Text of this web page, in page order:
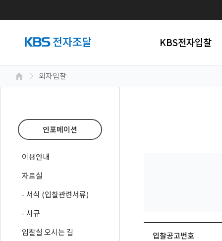
KBS전자입찰
외자입찰
인포메이션
이용안내
자료실
- 서식 (입찰관련서류)
- 사규
입찰실 오시는 길
입찰공고번호